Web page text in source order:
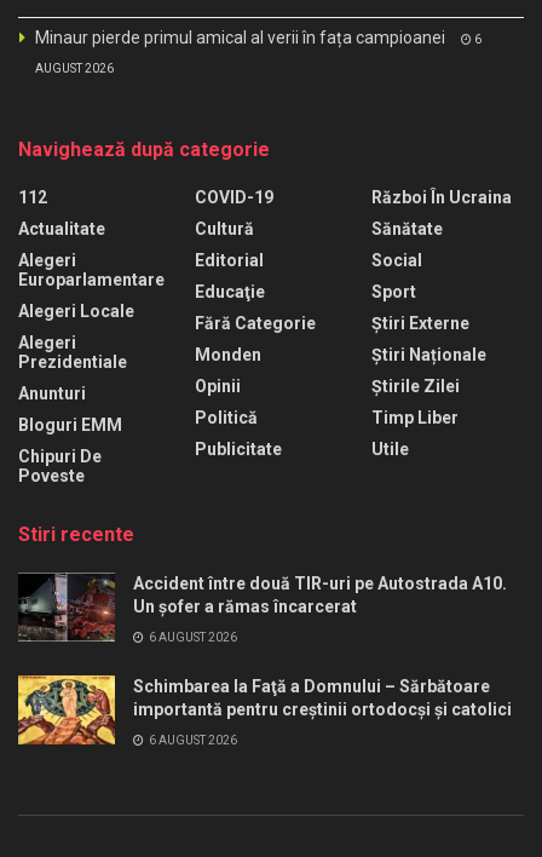
Minaur pierde primul amical al verii în fața campioanei 6
AUGUST 2026
Navighează după categorie
112
Actualitate
Alegeri
Europarlamentare
Alegeri Locale
Alegeri
Prezidentiale
Anunturi
Bloguri EMM
Chipuri De
Poveste
COVID-19
Cultură
Editorial
Educaţie
Fără Categorie
Monden
Opinii
Politică
Publicitate
Război În Ucraina
Sănătate
Social
Sport
Știri Externe
Știri Naționale
Știrile Zilei
Timp Liber
Utile
Stiri recente
Accident între două TIR-uri pe Autostrada A10.
Un șofer a rămas încarcerat
6 AUGUST 2026
Schimbarea la Faţă a Domnului – Sărbătoare
importantă pentru creştinii ortodocşi şi catolici
6 AUGUST 2026